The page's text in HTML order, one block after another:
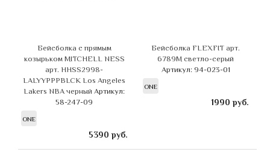
Бейсболка с прямым
козырьком MITCHELL NESS
арт. HHSS2998-
LALYYPPPBLCK Los Angeles
Lakers NBA черныйАртикул:
58-247-09
ONE
5390 руб.
Бейсболка FLEXFIT арт.
6789M светло-серый
Артикул: 94-023-01
ONE
1990 руб.